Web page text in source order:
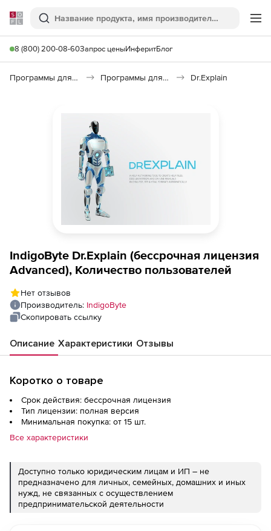
Softline
Поиск
8 (800) 200-08-60Запрос ценыИнферитБлог
Программы для программирования Программы для разработки ПО Dr.Explain
IndigoByte Dr.Explain (бессрочная лицензия
Advanced), Количество пользователей
Нет отзывов
Производитель: IndigoByte
Скопировать ссылку
Описание Характеристики Отзывы
Коротко о товаре
Срок действия: бессрочная лицензия
Тип лицензии: полная версия
Минимальная покупка: от 15 шт.
Все характеристики
Доступно только юридическим лицам и ИП – не
предназначено для личных, семейных, домашних и иных
нужд, не связанных с осуществлением
предпринимательской деятельности